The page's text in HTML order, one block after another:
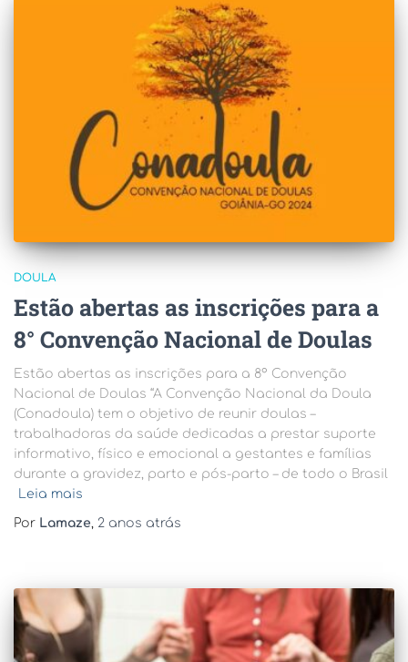
DOULA
Estão abertas as inscrições para a
8° Convenção Nacional de Doulas
Estão abertas as inscrições para a 8° Convenção
Nacional de Doulas “A Convenção Nacional da Doula
(Conadoula) tem o objetivo de reunir doulas –
trabalhadoras da saúde dedicadas a prestar suporte
informativo, físico e emocional a gestantes e famílias
durante a gravidez, parto e pós-parto – de todo o Brasil
Leia mais
Por Lamaze, 2 anos atrás